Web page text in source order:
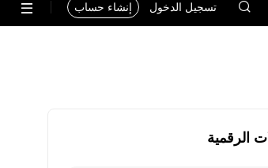
تسجيل الدخول إنشاء حساب
الرقمية